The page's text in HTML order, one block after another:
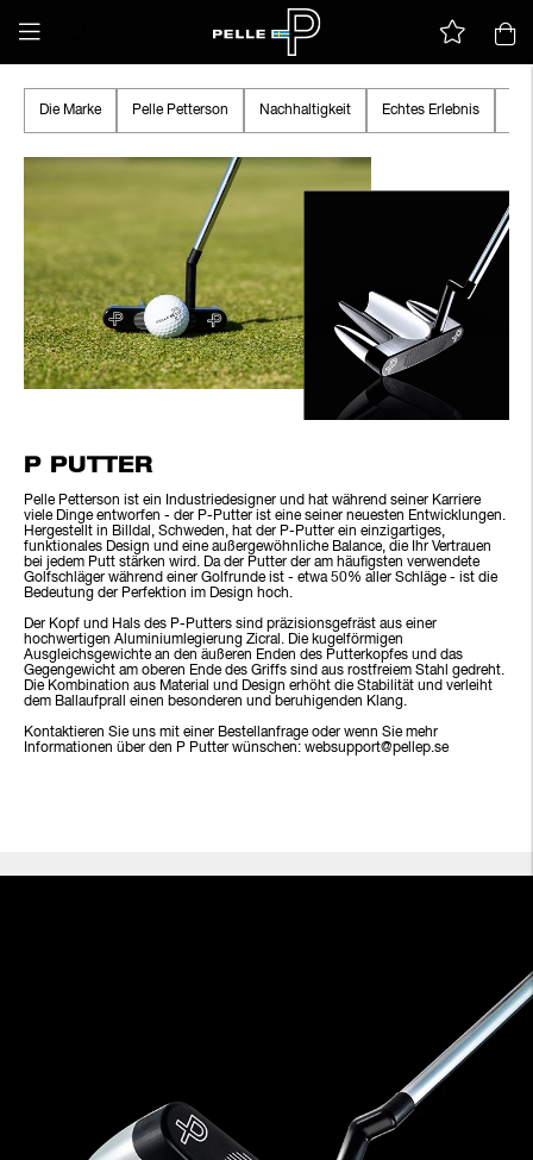
Die Marke Pelle Petterson Nachhaltigkeit Echtes Erlebnis
P PUTTER
Pelle Petterson ist ein Industriedesigner und hat während seiner Karriere
viele Dinge entworfen - der P-Putter ist eine seiner neuesten Entwicklungen.
Hergestellt in Billdal, Schweden, hat der P-Putter ein einzigartiges,
funktionales Design und eine außergewöhnliche Balance, die Ihr Vertrauen
bei jedem Putt stärken wird. Da der Putter der am häufigsten verwendete
Golfschläger während einer Golfrunde ist - etwa 50% aller Schläge - ist die
Bedeutung der Perfektion im Design hoch.
Der Kopf und Hals des P-Putters sind präzisionsgefräst aus einer
hochwertigen Aluminiumlegierung Zicral. Die kugelförmigen
Ausgleichsgewichte an den äußeren Enden des Putterkopfes und das
Gegengewicht am oberen Ende des Griffs sind aus rostfreiem Stahl gedreht.
Die Kombination aus Material und Design erhöht die Stabilität und verleiht
dem Ballaufprall einen besonderen und beruhigenden Klang.
Kontaktieren Sie uns mit einer Bestellanfrage oder wenn Sie mehr
Informationen über den P Putter wünschen: websupport@pellep.se